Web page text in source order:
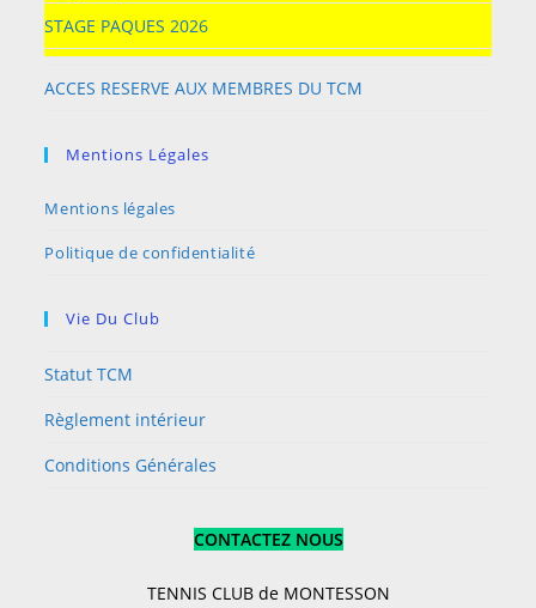
STAGE PAQUES 2026
ACCES RESERVE AUX MEMBRES DU TCM
Mentions Légales
Mentions légales
Politique de confidentialité
Vie Du Club
Statut TCM
Règlement intérieur
Conditions Générales
CONTACTEZ NOUS
TENNIS CLUB de MONTESSON